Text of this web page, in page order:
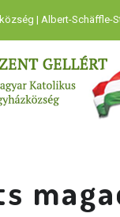
| Albert-Schäffle-